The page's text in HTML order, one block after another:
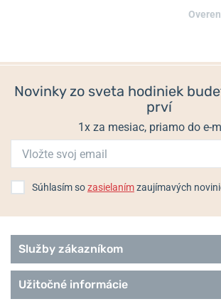
DAVOSA Swiss, Bohle
Diving
Performance
Pilot
Urbane
Remienky Davosa
Novinky zo sveta hodiniek
prví
1x za mesiac, priamo do e-
Súhlasím sozasielanímzaujímavých
Služby zákazníkom
Užitočné informácie